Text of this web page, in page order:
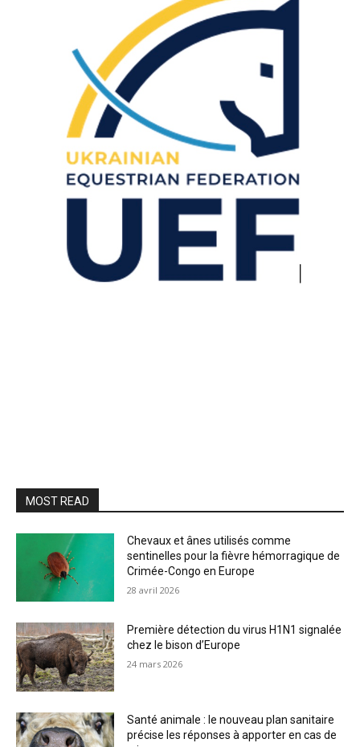
MOST READ
Chevaux et ânes utilisés comme
sentinelles pour la fièvre hémorragique de
Crimée-Congo en Europe
28 avril 2026
Première détection du virus H1N1 signalée
chez le bison d’Europe
24 mars 2026
Santé animale : le nouveau plan sanitaire
précise les réponses à apporter en cas de